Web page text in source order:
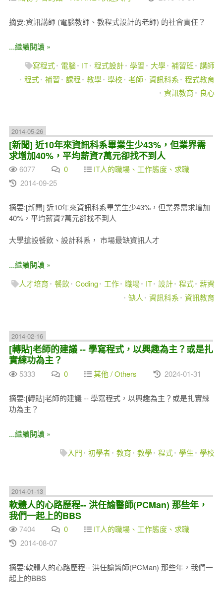
摘要:資訊講師 (電腦教師、教程式設計的老師) 的社會責任？
...繼續閱讀 »
寫程式
電腦 IT 程式設計 學習 大學 補習班
講師
程式 補習 課程 教學 學校 老師 資訊科系
程式教育
資訊教育
良心
2014-05-26
[新聞] 近10年來資訊科系畢業生少43%，但業界需
求增加40%，平均薪資7萬元卻找不到人
6077 0
IT人的職場、工作態度、求職
2014-09-25
摘要:[新聞] 近10年來資訊科系畢業生少43%，但業界需求增加
40%，平均薪資7萬元卻找不到人
大學搶設餐飲、設計科系， 市場最缺資訊人才
...繼續閱讀 »
人才培育
餐飲 Coding 工作 職場 IT 設計 程式 薪資
缺人
資訊科系 資訊教育
2014-02-16
[轉貼]老師的建議 -- 學寫程式，以興趣為主？或是扎
實練功為主？
5333 0 其他 / Others 2024-01-31
摘要:[轉貼]老師的建議 -- 學寫程式，以興趣為主？或是扎實練
功為主？
...繼續閱讀 »
入門
初學者 教育 教學 程式 學生 學校
2014-01-13
軟體人的心路歷程-- 洪任諭醫師(PCMan) 那些年，
我們一起上的BBS
7404 0
IT人的職場、工作態度、求職
2014-08-07
摘要:軟體人的心路歷程-- 洪任諭醫師(PCMan) 那些年，我們一
起上的BBS